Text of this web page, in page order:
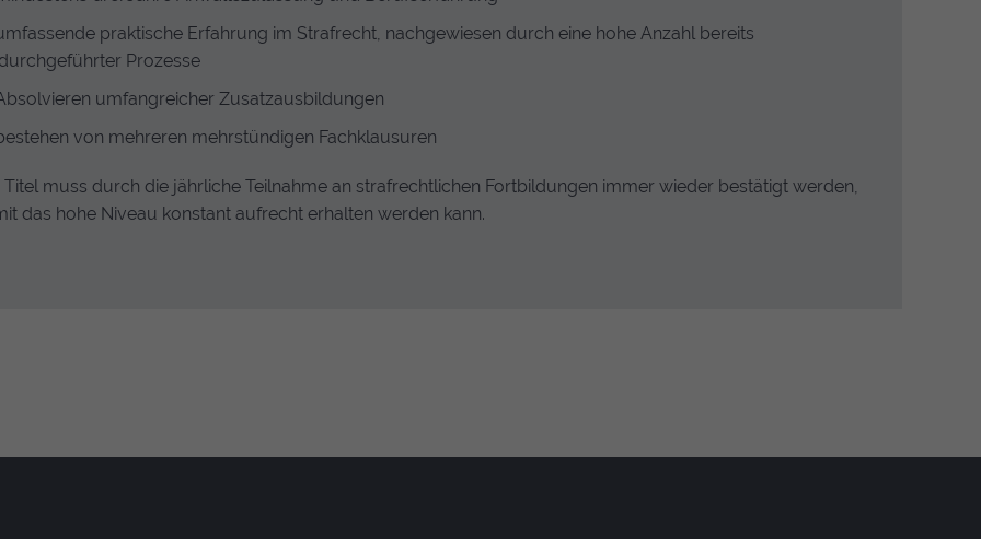
praktische Erfahrung im Strafrecht, nachgewiesen durch eine hohe Anzahl bereits
durchgeführter Prozesse
umfangreicher Zusatzausbildungen
von mehreren mehrstündigen Fachklausuren
Titel muss durch die jährliche Teilnahme an strafrechtlichen Fortbildungen immer wieder bestätigt werden,
das hohe Niveau konstant aufrecht erhalten werden kann.
aus dieser Cookie-Verwaltung.